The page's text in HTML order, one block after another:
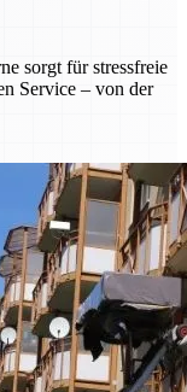
sorgt für stressfreie
Service – von der